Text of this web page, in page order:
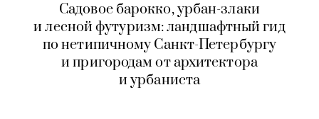
Садовое барокко, урбан-злаки
и лесной футуризм: ландшафтный гид
по нетипичному Санкт-Петербургу
и пригородам от архитектора
и урбаниста